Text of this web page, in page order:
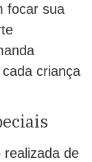
focar sua
criança
realizada de